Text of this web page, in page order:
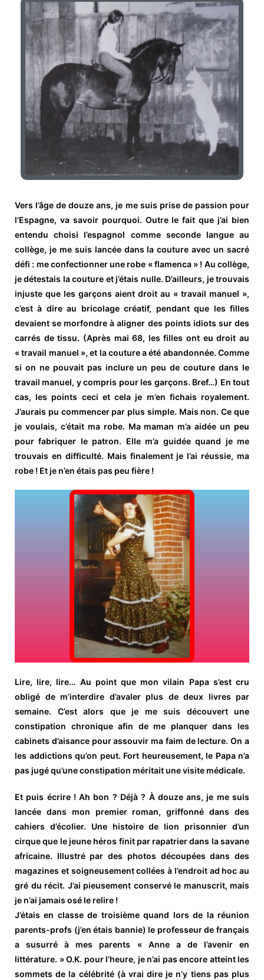
Vers l’âge de douze ans, je me suis prise de passion pour
l’Espagne, va savoir pourquoi. Outre le fait que j’ai bien
entendu choisi l’espagnol comme seconde langue au
collège, je me suis lancée dans la couture avec un sacré
défi : me confectionner une robe « flamenca » ! Au collège,
je détestais la couture et j’étais nulle. D’ailleurs, je trouvais
injuste que les garçons aient droit au « travail manuel »,
c’est à dire au bricolage créatif, pendant que les filles
devaient se morfondre à aligner des points idiots sur des
carrés de tissu. (Après mai 68, les filles ont eu droit au
« travail manuel », et la couture a été abandonnée. Comme
si on ne pouvait pas inclure un peu de couture dans le
travail manuel, y compris pour les garçons. Bref…) En tout
cas, les points ceci et cela je m’en fichais royalement.
J’aurais pu commencer par plus simple. Mais non. Ce que
je voulais, c’était ma robe. Ma maman m’a aidée un peu
pour fabriquer le patron. Elle m’a guidée quand je me
trouvais en difficulté. Mais finalement je l’ai réussie, ma
robe ! Et je n’en étais pas peu fière !
Lire, lire, lire… Au point que mon vilain Papa s’est cru
obligé de m’interdire d’avaler plus de deux livres par
semaine. C’est alors que je me suis découvert une
constipation chronique afin de me planquer dans les
cabinets d’aisance pour assouvir ma faim de lecture. On a
les addictions qu’on peut. Fort heureusement, le Papa n’a
pas jugé qu’une constipation méritait une visite médicale.
Et puis écrire ! Ah bon ? Déjà ? À douze ans, je me suis
lancée dans mon premier roman, griffonné dans des
cahiers d’écolier. Une histoire de lion prisonnier d’un
cirque que le jeune héros finit par rapatrier dans la savane
africaine. Illustré par des photos découpées dans des
magazines et soigneusement collées à l’endroit ad hoc au
gré du récit. J’ai pieusement conservé le manuscrit, mais
je n’ai jamais osé le relire !
J’étais en classe de troisième quand lors de la réunion
parents-profs (j’en étais bannie) le professeur de français
a susurré à mes parents « Anne a de l’avenir en
littérature. » O.K. pour l’heure, je n’ai pas encore atteint les
sommets de la célébrité (à vrai dire je n’y tiens pas plus